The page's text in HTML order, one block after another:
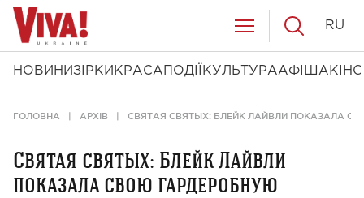
НОВИНИ ЗІРКИ КРАСА ПОДІЇ КУЛЬТУРААФІША КІНО
RU
ГОЛОВНА АРХІВ СВЯТАЯ СВЯТЫХ: БЛЕЙК ЛАЙВЛИ ПОКАЗАЛА
Святая святых: Блейк Лайвли
показала свою гардеробную